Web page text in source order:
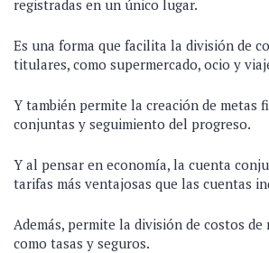
registradas en un único lugar.
Es una forma que facilita la división de
titulares, como supermercado, ocio y
Y también permite la creación de metas
conjuntas y seguimiento del progreso.
Y al pensar en economía, la cuenta
tarifas más ventajosas que las cuentas
Además, permite la división de costos
como tasas y seguros.